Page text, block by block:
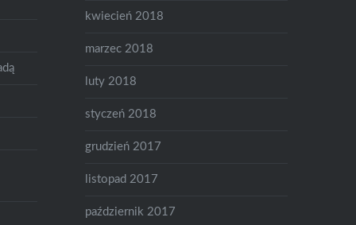
kwiecień 2018
marzec 2018
luty 2018
styczeń 2018
grudzień 2017
listopad 2017
październik 2017